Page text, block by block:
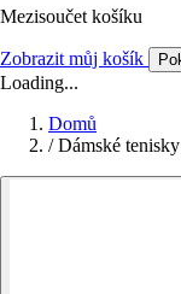
Mezisoučet košíku
Zobrazit můj košík
Loading...
Domů
/ Dámské